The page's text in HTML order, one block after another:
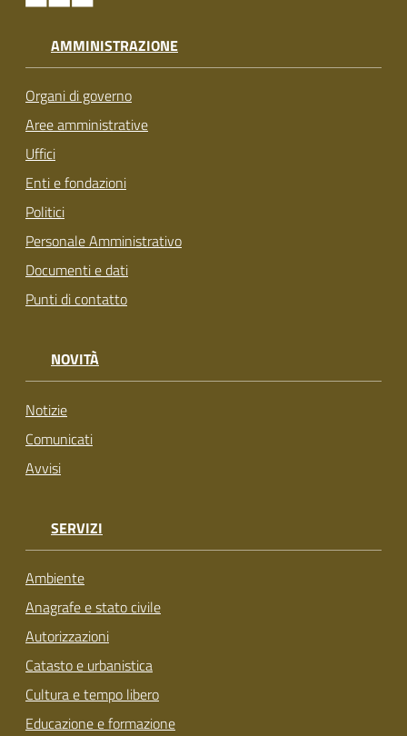
AMMINISTRAZIONE
Organi di governo
Aree amministrative
Uffici
Enti e fondazioni
Politici
Personale Amministrativo
Documenti e dati
Punti di contatto
NOVITÀ
Notizie
Comunicati
Avvisi
SERVIZI
Ambiente
Anagrafe e stato civile
Autorizzazioni
Catasto e urbanistica
Cultura e tempo libero
Educazione e formazione